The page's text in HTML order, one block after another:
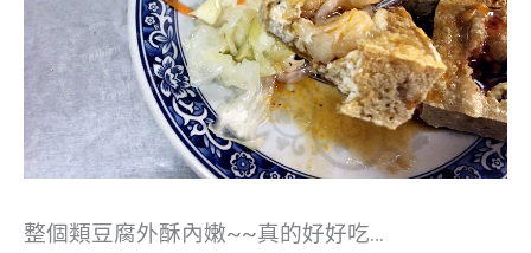
整個類豆腐外酥內嫩~~真的好好吃…